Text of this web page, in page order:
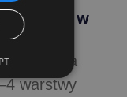
w
można
warstwy